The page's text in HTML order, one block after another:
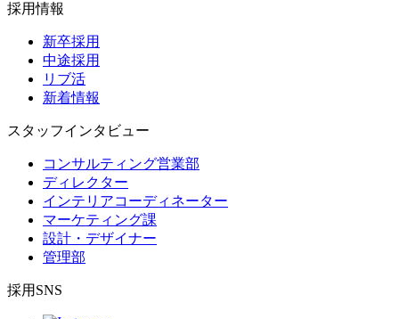
採用情報
新卒採用
中途採用
リブ活
新着情報
スタッフインタビュー
コンサルティング営業部
ディレクター
インテリアコーディネーター
マーケティング課
設計・デザイナー
管理部
採用SNS